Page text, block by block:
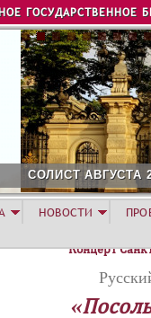
ГОСУДАРСТВЕННОЕ
АВГУСТА 2026
Концерт
НОВОСТИ